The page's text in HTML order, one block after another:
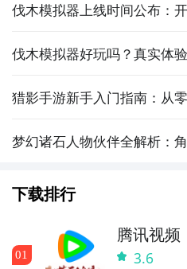
伐木模拟器上线时间公布：
伐木模拟器好玩吗？真实体
猎影手游新手入门指南：从
梦幻诸石人物伙伴全解析：
下载排行
01
腾讯视频
3.6